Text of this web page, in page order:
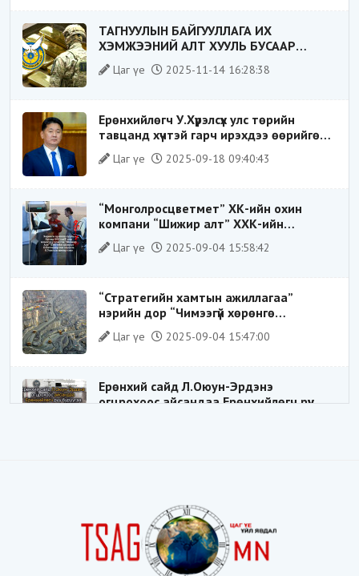
ТАГНУУЛЫН БАЙГУУЛЛАГА ИХ
ХЭМЖЭЭНИЙ АЛТ ХУУЛЬ БУСААР
ХИЛЭЭР ГАРГАХ ГЭЖ БАЙСАН
ҮЙЛДЛИЙГ ТАСЛАН ЗОГСООЛОО
Цаг үе 2025-11-14 16:28:38
Ерөнхийлөгч У.Хүрэлсүх улс төрийн
тавцанд хүчтэй гарч ирэхдээ өөрийгөө
шударга ёсны төлөө тэмцэгч, “хуучин
тогтолцооны хонгилыг нураагч” гэсэн
Цаг үе 2025-09-18 09:40:43
“Монголросцветмет” ХК-ийн охин
компани “Шижир алт” ХХК-ийн
Гүйцэтгэх захирлаар ажиллаж байсан
О.Баттөмөрт холбогдох хэрэг хаашаа
Цаг үе 2025-09-04 15:58:42
“Стратегийн хамтын ажиллагаа”
нэрийн дор “Чимээгүй хөрөнгө
хуримтлал”
Цаг үе 2025-09-04 15:47:00
Ерөнхий сайд Л.Оюун-Эрдэнэ
огцрохоос айсандаа Ерөнхийлөгч рүү
Видёо: ХУУЛЬ ЗӨРЧИН СОНГОГДСОН